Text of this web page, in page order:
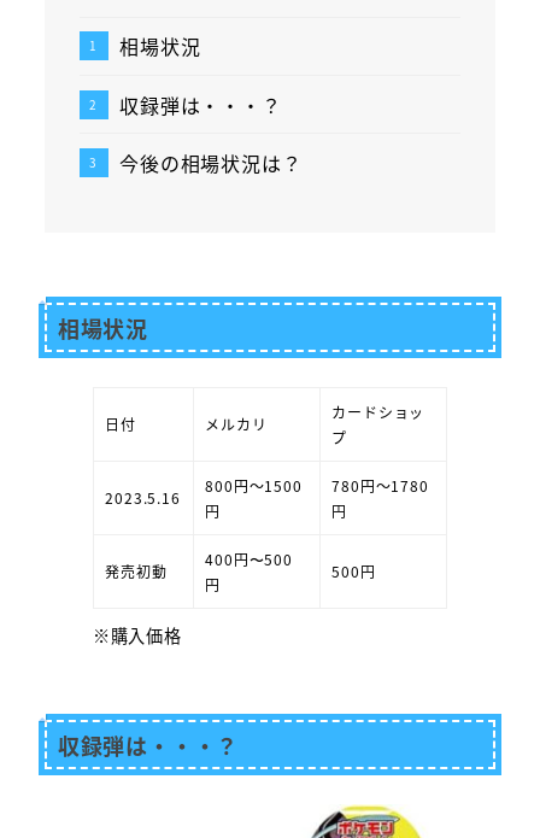
相場状況
収録弾は・・・？
今後の相場状況は？
相場状況
日付 メルカリ
カードショッ
プ
2023.5.16
800円～1500
円
780円～1780
円
発売初動
400円〜500
円
500円
※購入価格
収録弾は・・・？